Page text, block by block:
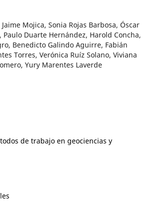
Mojica, Sonia Rojas Barbosa, Óscar
Paulo Duarte Hernández, Harold Concha,
Benedicto Galindo Aguirre, Fabián
Torres, Verónica Ruíz Solano, Viviana
Yury Marentes Laverde
de trabajo en geociencias y